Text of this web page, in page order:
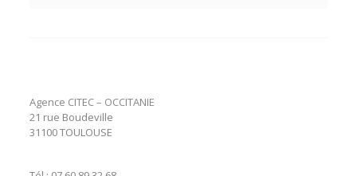
Agence CITEC – OCCITANIE
21 rue Boudeville
31100 TOULOUSE